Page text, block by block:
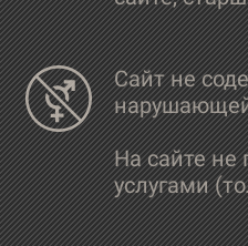
Сайт не
На сайте не
услугами